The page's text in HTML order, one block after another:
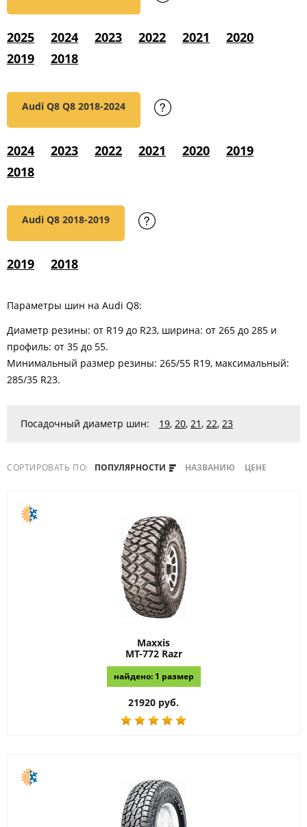
2025 2024 2023 2022 2021
2020
2019
2018
Audi Q8 Q8 2018-2024
2024 2023 2022 2021 2020
2019
2018
Audi Q8 2018-2019
2019 2018
Параметры шин на Audi Q8:
Диаметр резины: от R19 до R23, ширина: от 265 до 285 и
профиль: от 35 до 55.
Минимальный размер резины: 265/55 R19, максимальный:
285/35 R23.
Посадочный диаметр шин: 19, 20, 21, 22, 23
СОРТИРОВАТЬ ПО: ПОПУЛЯРНОСТИ НАЗВАНИЮ ЦЕНЕ
Maxxis
MT-772 Razr
найдено: 1 размер
21920 руб.